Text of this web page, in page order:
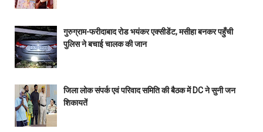
गुरुग्राम-फरीदाबाद रोड भयंकर एक्सीडेंट, मसीहा बनकर पहुँची
पुलिस ने बचाई चालक की जान
जिला लोक संपर्क एवं परिवाद समिति की बैठक में DC ने सुनी जन
शिकायतें